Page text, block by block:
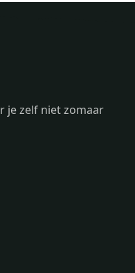
je zelf niet zomaar